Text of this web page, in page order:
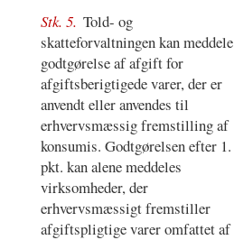
Stk. 5. Told- og
skatteforvaltningen kan meddele
godtgørelse af afgift for
afgiftsberigtigede varer, der er
anvendt eller anvendes til
erhvervsmæssig fremstilling af
konsumis. Godtgørelsen efter 1.
pkt. kan alene meddeles
virksomheder, der
erhvervsmæssigt fremstiller
afgiftspligtige varer omfattet af